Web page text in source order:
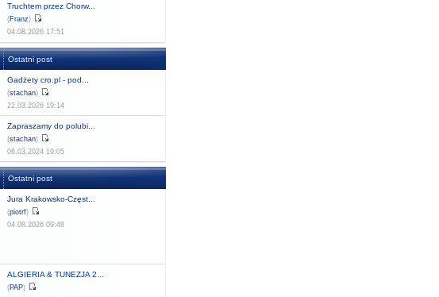
Truchtem przez Chorw...
(Franz)
04.08.2026 17:51
Ostatni post
Gadżety cro.pl - pod...
(stachan)
22.03.2026 19:14
Zapraszamy do polubi...
(stachan)
06.03.2024 19:05
Ostatni post
Jura Krakowsko-Częst...
(piotrf)
04.08.2026 09:48
ALGIERIA & TUNEZJA 2...
(PAP)